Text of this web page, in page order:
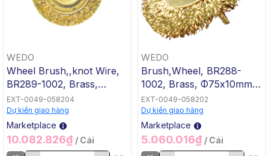
WEDO
Wheel Brush,,knot Wire,
BR289-1002, Brass,
Φ125x15mm, WEDO, Non-
Sparking
EXT-0049-058204
Dự kiến giao hàng
Marketplace
10.082.826₫ / Cái
WEDO
Brush,Wheel, BR288-
1002, Brass, Φ75x10mm,
WEDO, Non-Sparking
EXT-0049-058202
Dự kiến giao hàng
Marketplace
5.060.016₫ / Cái